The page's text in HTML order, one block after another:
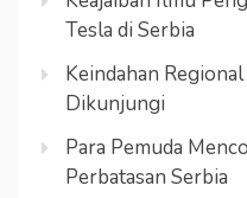
Tesla di Serbia
Keindahan
Dikunjungi
Para Pemuda
Perbatasan Serbia